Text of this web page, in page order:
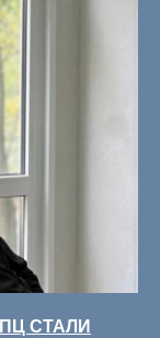
СТАЛИ